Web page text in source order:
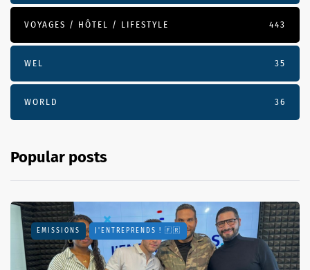
VOYAGES / HÔTEL / LIFESTYLE 443
WEL 35
WORLD 36
Popular posts
EMISSIONS J'ENTREPRENDS ! 🇫🇷